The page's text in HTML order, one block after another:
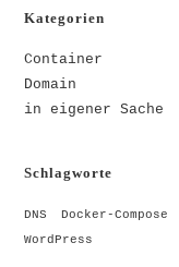
Kategorien
Container
Domain
in eigener Sache
Schlagworte
DNS Docker-Compose
WordPress